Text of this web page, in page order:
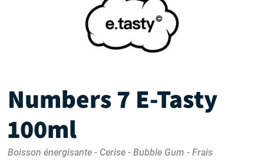
Numbers 7 E-Tasty
100ml
Boisson énergisante - Cerise - Bubble Gum - Frais